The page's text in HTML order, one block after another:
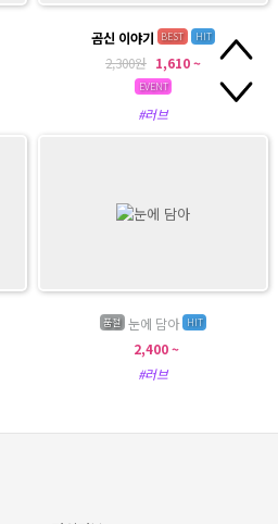
곰신 이야기 BEST HIT
2,300원 1,610 ~
EVENT
#러브
품절 눈에 담아 HIT
2,400 ~
#러브